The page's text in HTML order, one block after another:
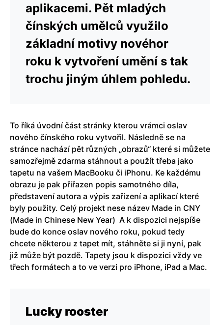
aplikacemi. Pět mladých
čínských umělců využilo
základní motivy novéhor
roku k vytvoření umění s tak
trochu jiným úhlem pohledu.
To říká úvodní část stránky kterou vrámci oslav
nového čínského roku vytvořil. Následně se na
stránce nachází pět různých „obrazů“ které si můžete
samozřejmě zdarma stáhnout a použít třeba jako
tapetu na vašem MacBooku či iPhonu. Ke každému
obrazu je pak přiřazen popis samotného díla,
představení autora a výpis zařízení a aplikací které
byly použity. Celý projekt nese název Made in CNY
(Made in Chinese New Year) A k dispozici nejspíše
bude do konce oslav nového roku, pokud tedy
chcete některou z tapet mít, stáhněte si ji nyní, pak
již může být pozdě. Tapety jsou k dispozici vždy ve
třech formátech a to ve verzi pro iPhone, iPad a Mac.
Lucky rooster